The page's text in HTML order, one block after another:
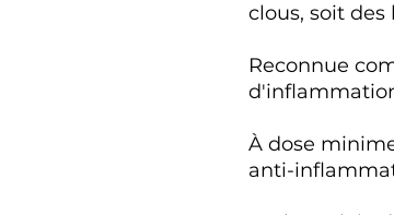
clous, soit
Reconnue
À dose
anti-